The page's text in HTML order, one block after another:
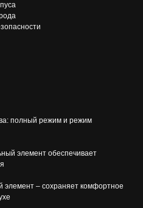
полный режим и режим
элемент обеспечивает
элемент – сохраняет комфортное